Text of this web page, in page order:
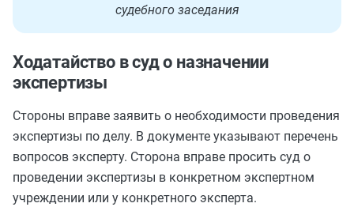
судебного заседания
Ходатайство в суд о назначении
экспертизы
Стороны вправе заявить о необходимости проведения
экспертизы по делу. В документе указывают перечень
вопросов эксперту. Сторона вправе просить суд о
проведении экспертизы в конкретном экспертном
учреждении или у конкретного эксперта.